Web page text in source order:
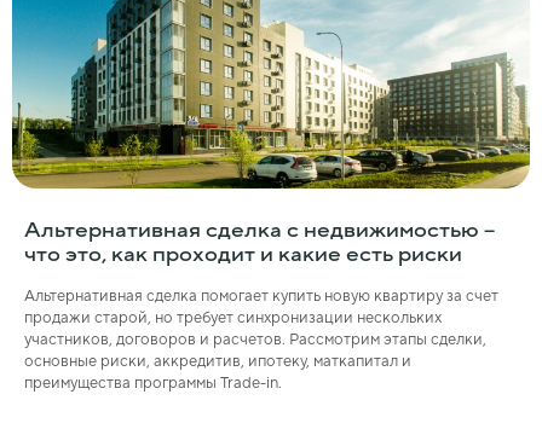
Альтернативная сделка с недвижимостью –
что это, как проходит и какие есть риски
Альтернативная сделка помогает купить новую квартиру за счет
продажи старой, но требует синхронизации нескольких
участников, договоров и расчетов. Рассмотрим этапы сделки,
основные риски, аккредитив, ипотеку, маткапитал и
преимущества программы Trade-in.